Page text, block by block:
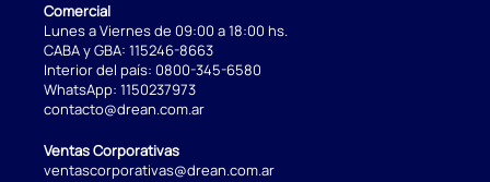
Comercial
Lunes a Viernes de 09:00 a 18:00 hs.
CABA y GBA: 115246-8663
Interior del país: 0800-345-6580
WhatsApp: 1150237973
contacto@drean.com.ar
Ventas Corporativas
ventascorporativas@drean.com.ar